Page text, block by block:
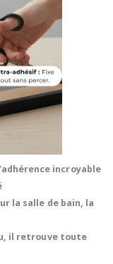
incroyable
la salle de bain, la
il retrouve toute